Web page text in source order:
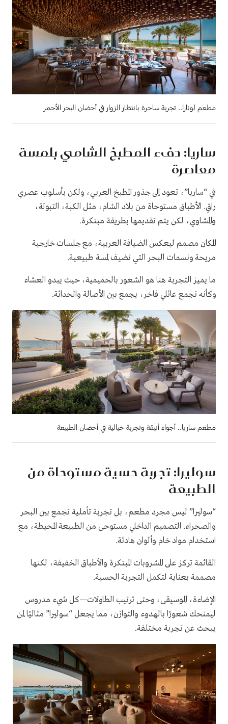
مطعم لونارا.. تجربة ساحرة بانتظار الزوار في أحضان البحر الأحمر
ساريا: دفء المطبخ الشامي بلمسة
معاصرة
في “ساريا”، تعود إلى جذور المطبخ العربي، ولكن بأسلوب عصري
راقٍ. الأطباق مستوحاة من بلاد الشام، مثل الكبة، التبولة،
والمشاوي، لكن يتم تقديمها بطريقة مبتكرة.
المكان مصمم ليعكس الضيافة العربية، مع جلسات خارجية
مريحة ونسمات البحر التي تضيف لمسة طبيعية.
ما يميز التجربة هنا هو الشعور بالحميمية، حيث يبدو العشاء
وكأنه تجمع عائلي فاخر، يجمع بين الأصالة والحداثة.
مطعم ساريا.. أجواء أنيقة وتجربة خيالية في أحضان الطبيعة
سوليرا: تجربة حسية مستوحاة من
الطبيعة
“سوليرا” ليس مجرد مطعم، بل تجربة تأملية تجمع بين البحر
والصحراء. التصميم الداخلي مستوحى من الطبيعة المحيطة، مع
استخدام مواد خام وألوان هادئة.
القائمة تركز على المشروبات المبتكرة والأطباق الخفيفة، لكنها
مصممة بعناية لتكمل التجربة الحسية.
الإضاءة، الموسيقى، وحتى ترتيب الطاولات—كل شيء مدروس
ليمنحك شعورًا بالهدوء والتوازن، مما يجعل “سوليرا” مثاليًا لمن
يبحث عن تجربة مختلفة.